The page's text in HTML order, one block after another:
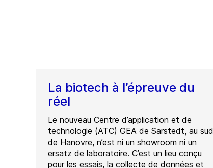
La biotech à l’épreuve du
réel
Le nouveau Centre d’application et de
technologie (ATC) GEA de Sarstedt, au sud
de Hanovre, n’est ni un showroom ni un
ersatz de laboratoire. C’est un lieu conçu
pour les essais, la collecte de données et